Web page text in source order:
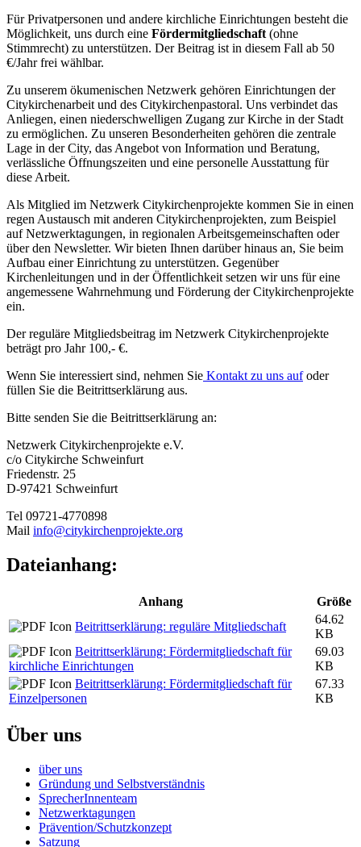
Für Privatpersonen und andere kirchliche Einrichtungen besteht die
Möglichkeit, uns durch eine Fördermitgliedschaft (ohne
Stimmrecht) zu unterstützen. Der Beitrag ist in diesem Fall ab 50
€/Jahr frei wählbar.
Zu unserem ökumenischen Netzwerk gehören Einrichtungen der
Citykirchenarbeit und des Citykirchenpastoral. Uns verbindet das
Anliegen, einen niederschwelligen Zugang zur Kirche in der Stadt
zu ermöglichen. Zu unseren Besonderheiten gehören die zentrale
Lage in der City, das Angebot von Information und Beratung,
verlässliche Öffnungszeiten und eine personelle Ausstattung für
diese Arbeit.
Als Mitglied im Netzwerk Citykirchenprojekte kommen Sie in einen
regen Austausch mit anderen Citykirchenprojekten, zum Beispiel
auf Netzwerktagungen, in regionalen Arbeitsgemeinschaften oder
über den Newsletter. Wir bieten Ihnen darüber hinaus an, Sie beim
Aufbau einer Einrichtung zu unterstützen. Gegenüber
Kirchenleitungen und in der Öffentlichkeit setzen wir uns für eine
angemessene Wahrnehmung und Förderung der Citykirchenprojekte
ein.
Der reguläre Mitgliedsbeitrag im Netzwerk Citykirchenprojekte
beträgt pro Jahr 100,- €.
Wenn Sie interessiert sind, nehmen Sie Kontakt zu uns aufoder
füllen Sie die Beitrittserklärung aus.
Bitte senden Sie die Beitrittserklärung an:
Netzwerk Citykirchenprojekte e.V.
c/o Citykirche Schweinfurt
Friedenstr. 25
D-97421 Schweinfurt
Tel 09721-4770898
Mail info@citykirchenprojekte.org
Dateianhang:
Anhang
Größe
Beitrittserklärung: reguläre Mitgliedschaft
64.62
KB
Beitrittserklärung: Fördermitgliedschaft für
kirchliche Einrichtungen
69.03
KB
Beitrittserklärung: Fördermitgliedschaft für
Einzelpersonen
67.33
KB
Über uns
über uns
Gründung und Selbstverständnis
SprecherInnenteam
Netzwerktagungen
Prävention/Schutzkonzept
Satzung